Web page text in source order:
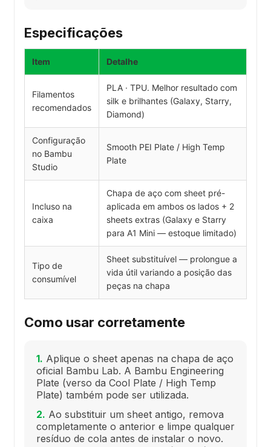
Especificações
Item Detalhe
Filamentos
recomendados
PLA · TPU. Melhor resultado com
silk e brilhantes (Galaxy, Starry,
Diamond)
Configuração
no Bambu
Studio
Smooth PEI Plate / High Temp
Plate
Incluso na
caixa
Chapa de aço com sheet pré-
aplicada em ambos os lados + 2
sheets extras (Galaxy e Starry
para A1 Mini — estoque limitado)
Tipo de
consumível
Sheet substituível — prolongue a
vida útil variando a posição das
peças na chapa
Como usar corretamente
1. Aplique o sheet apenas na chapa de aço
oficial Bambu Lab. A Bambu Engineering
Plate (verso da Cool Plate / High Temp
Plate) também pode ser utilizada.
2. Ao substituir um sheet antigo, remova
completamente o anterior e limpe qualquer
resíduo de cola antes de instalar o novo.